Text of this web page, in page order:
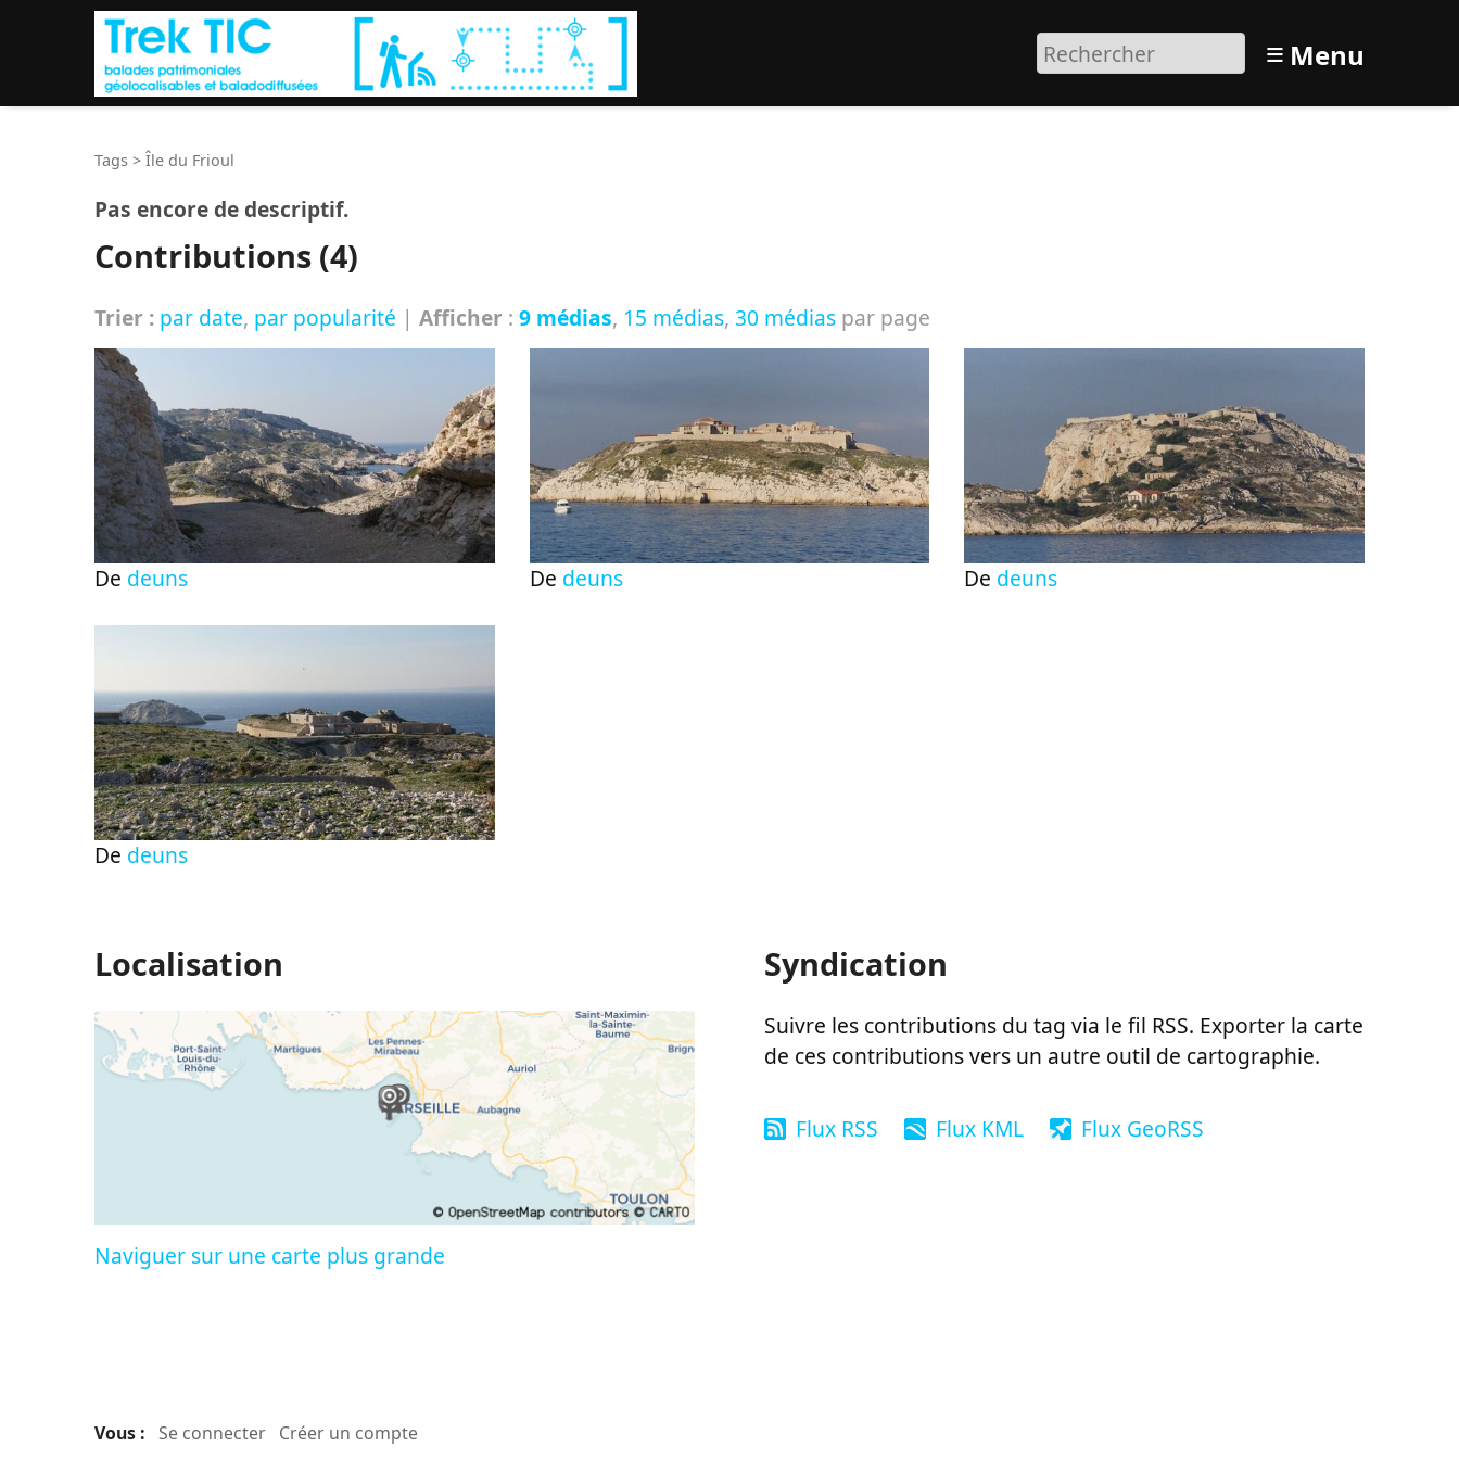
≡ Menu
Tags > Île du Frioul
Pas encore de descriptif.
Contributions (4)
Trier : par date, par popularité | Afficher : 9 médias, 15 médias, 30 médias par page
De deuns De deuns De deuns
De deuns
Localisation
Naviguer sur une carte plus grande
Syndication
Suivre les contributions du tag via le fil RSS. Exporter la carte
de ces contributions vers un autre outil de cartographie.
Flux RSS Flux KML Flux GeoRSS
Vous : Se connecter Créer un compte